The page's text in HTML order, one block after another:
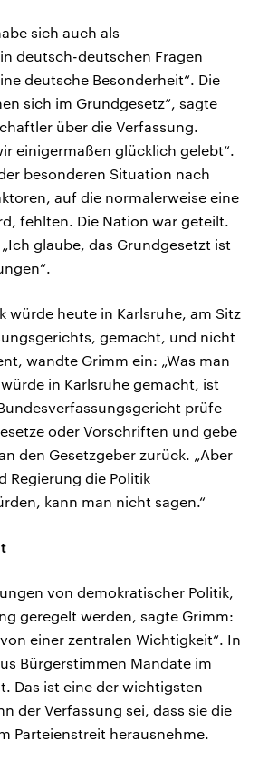
sich auch als
deutsch-deutschen Fragen
deutsche Besonderheit“. Die
sich im Grundgesetz“, sagte
über die Verfassung.
einigermaßen glücklich gelebt“.
besonderen Situation nach
auf die normalerweise eine
fehlten. Die Nation war geteilt.
glaube, das Grundgesetzt ist
würde heute in Karlsruhe, am Sitz
gemacht, und nicht
wandte Grimm ein: „Was man
in Karlsruhe gemacht, ist
prüfe
oder Vorschriften und gebe
den Gesetzgeber zurück. „Aber
Regierung die Politik
kann man nicht sagen.“
von demokratischer Politik,
geregelt werden, sagte Grimm:
einer zentralen Wichtigkeit“. In
Bürgerstimmen Mandate im
Das ist eine der wichtigsten
der Verfassung sei, dass sie die
Parteienstreit herausnehme.